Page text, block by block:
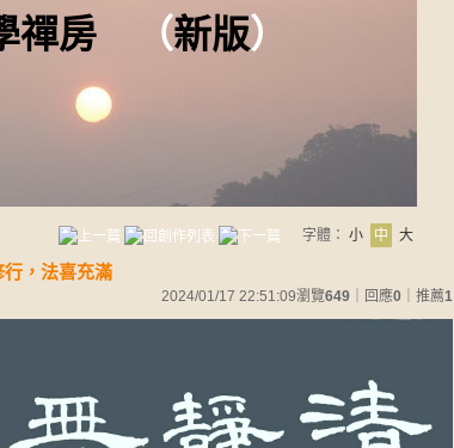
禪房 （新版）
字體： 小 中 大
，法喜充滿
2024/01/17 22:51:09瀏覽649 ｜回應0 ｜推薦1